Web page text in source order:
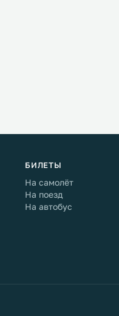
БИЛЕТЫ
На самолёт
На поезд
На автобус